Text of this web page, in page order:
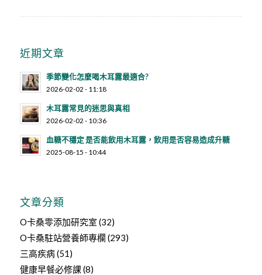
近期文章
季節變化怎麼喝木耳露最適合?
2026-02-02 - 11:18
木耳露常見的迷思與真相
2026-02-02 - 10:36
血糖不穩定 是否能飲用木耳露，飲用是否容易造成升糖
2025-08-15 - 10:44
文章分類
O卡桑零添加研究室 (32)
O卡桑駐站營養師專欄 (293)
三高疾病(51)
健康早餐必修課(8)